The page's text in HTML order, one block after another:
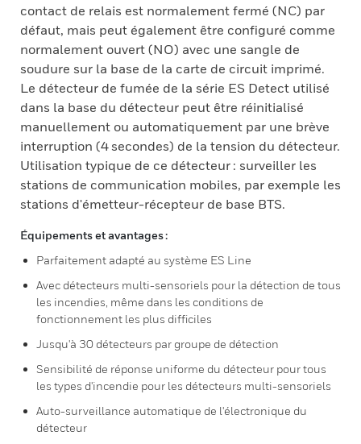
contact de relais est normalement fermé (NC) par
défaut, mais peut également être configuré comme
normalement ouvert (NO) avec une sangle de
soudure sur la base de la carte de circuit imprimé.
Le détecteur de fumée de la série ES Detect utilisé
dans la base du détecteur peut être réinitialisé
manuellement ou automatiquement par une brève
interruption (4 secondes) de la tension du détecteur.
Utilisation typique de ce détecteur : surveiller les
stations de communication mobiles, par exemple les
stations d'émetteur-récepteur de base BTS.
Équipements et avantages :
Parfaitement adapté au système ES Line
Avec détecteurs multi-sensoriels pour la détection de tous
les incendies, même dans les conditions de
fonctionnement les plus difficiles
Jusqu'à 30 détecteurs par groupe de détection
Sensibilité de réponse uniforme du détecteur pour tous
les types d'incendie pour les détecteurs multi-sensoriels
Auto-surveillance automatique de l'électronique du
détecteur